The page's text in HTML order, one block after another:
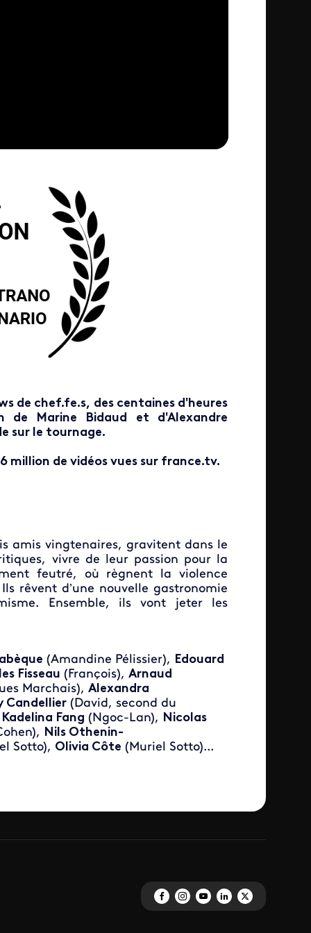
de chef.fe.s, des centaines d'heures
Marine Bidaud et d'Alexandre
sur le tournage.
million de vidéos vues sur france.tv.
amis vingtenaires, gravitent dans le
vivre de leur passion pour la
feutré, où règnent la violence
rêvent d’une nouvelle gastronomie
Ensemble, ils vont jeter les
(Amandine Pélissier), Edouard
Fisseau (François), Arnaud
Marchais), Alexandra
Candellier(David, second du
Kadelina Fang (Ngoc-Lan), Nicolas
Nils Othenin-
Sotto), Olivia Côte (Muriel Sotto)...